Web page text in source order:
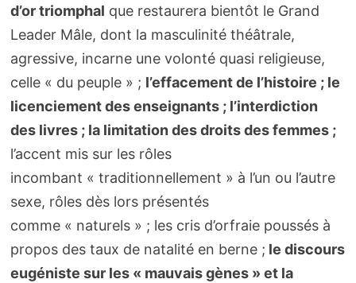
d’or triomphal que restaurera bientôt le Grand
Leader Mâle, dont la masculinité théâtrale,
agressive, incarne une volonté quasi religieuse,
celle « du peuple » ; l’effacement de l’histoire ; le
licenciement des enseignants ; l’interdiction
des livres ; la limitation des droits des femmes ;
l’accent mis sur les rôles
incombant « traditionnellement » à l’un ou l’autre
sexe, rôles dès lors présentés
comme « naturels » ; les cris d’orfraie poussés à
propos des taux de natalité en berne ; le discours
eugéniste sur les « mauvais gènes » et la